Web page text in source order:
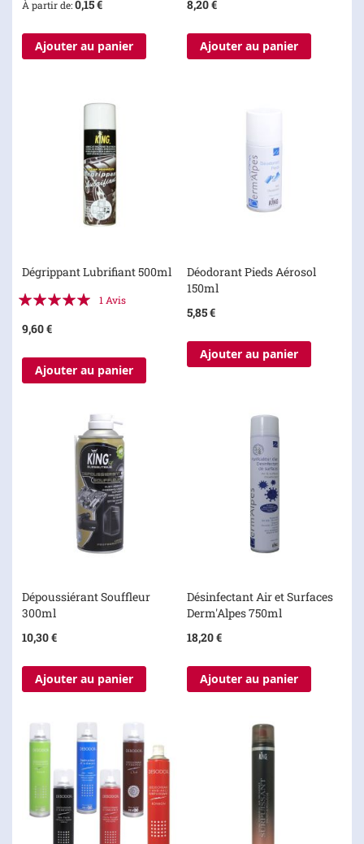
À partir de 0,15 €
Ajouter au panier
8,20 €
Ajouter au panier
Dégrippant Lubrifiant 500ml
Évaluation:
1Avis
9,60 €
Ajouter au panier
Déodorant Pieds Aérosol
150ml
5,85 €
Ajouter au panier
Dépoussiérant Souffleur
300ml
10,30 €
Ajouter au panier
Désinfectant Air et Surfaces
Derm'Alpes 750ml
18,20 €
Ajouter au panier